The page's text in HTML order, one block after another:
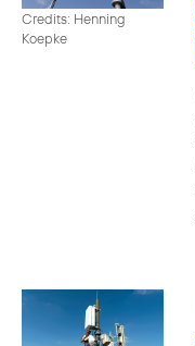
Credits: Henning
Koepke